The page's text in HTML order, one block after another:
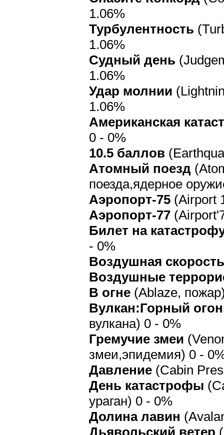
1.06%
Турбулентность
1.06%
Судный день
1.06%
Удар молнии
1.06%
Американская
0 - 0%
10.5 баллов
Атомный поезд
поезда,ядерное
Аэропорт-75 (Airport
Аэропорт-77
Билет на
- 0%
Воздушная скорость
Воздушные
В огне (Ablaze,
Вулкан:Горный
вулкана) 0 - 0%
Гремучие змеи
змеи,эпидемия) 0 -
Давление (Cabin
День катастрофы
ураган) 0 - 0%
Долина лавин